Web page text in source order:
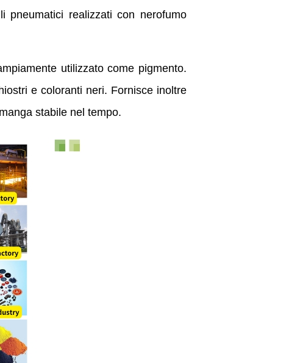
pneumatici realizzati con nerofumo
utilizzato come pigmento.
e coloranti neri. Fornisce inoltre
stabile nel tempo.